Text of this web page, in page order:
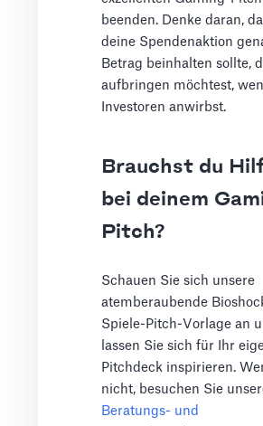
beenden. Denke daran,
deine Spendenaktion
Betrag beinhalten sollte,
aufbringen möchtest,
Investoren anwirbst.
Brauchst du
bei deinem
Pitch?
Schauen Sie sich unsere
atemberaubende
Spiele-Pitch-Vorlage an
lassen Sie sich für Ihr
Pitchdeck inspirieren.
nicht, besuchen Sie
Beratungs- und